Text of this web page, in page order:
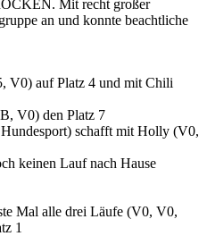
Mit recht großer
an und konnte beachtliche
V0) auf Platz 4 und mit Chili
V0) den Platz 7
schafft mit Holly (V0,
keinen Lauf nach Hause
Mal alle drei Läufe (V0, V0,
1